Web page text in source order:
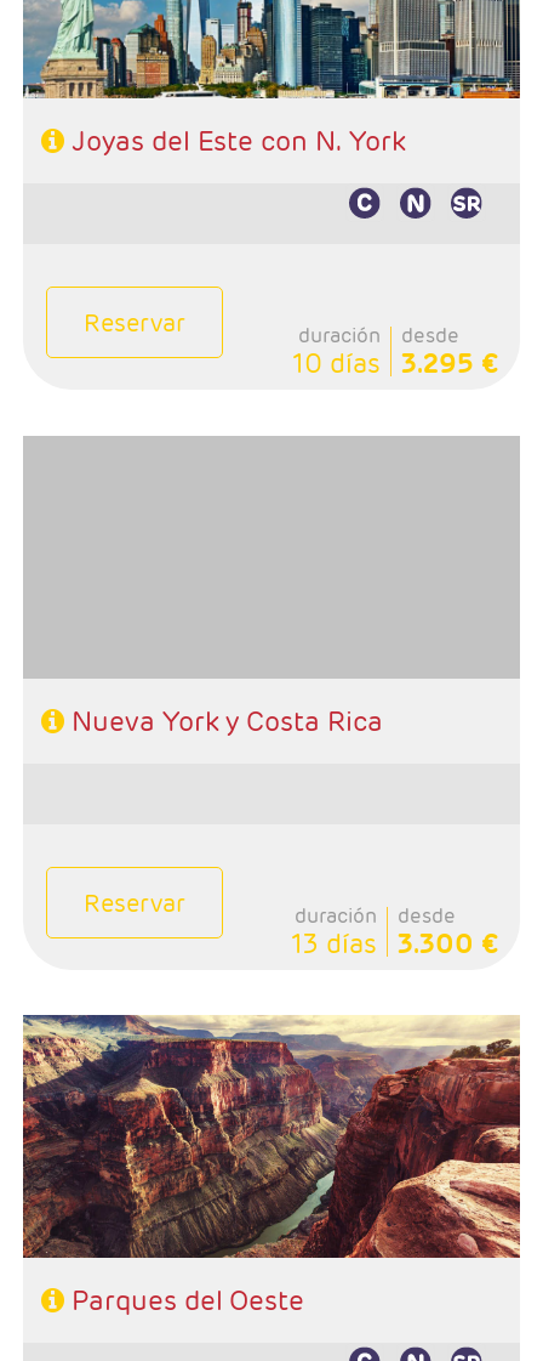
Joyas del Este con N. York
Reservar duración
10 días
desde
3.295 €
Nueva York y Costa Rica
Reservar duración
13 días
desde
3.300 €
- Salida: Miercoles
- Ruta: Los Angeles - Grand Canyon - Monument Valley
- Page - antelope - Bryce Canyon - Zion - Las Vegas
- Categoría hotelera: Standard
- Régimen: Alojamiento y desayuno
Parques del Oeste